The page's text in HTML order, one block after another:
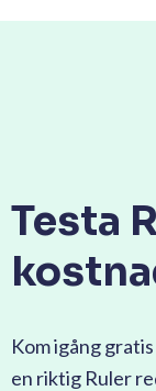
Testa
Kom igång
en riktig Ruler